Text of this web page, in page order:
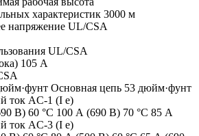
характеристик 3000 м
напряжение UL/CSA
UL/CSA
105 А
Основная цепь 53 дюйм·фунт
ток AC-1 (I e)
В) 60 °C 100 А (690 В) 70 °C 85 А
ток AC-3 (I e)